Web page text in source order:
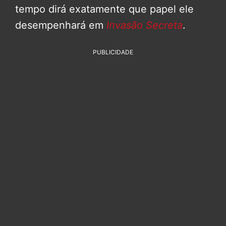
tempo dirá exatamente que papel ele
desempenhará em Invasão Secreta.
PUBLICIDADE